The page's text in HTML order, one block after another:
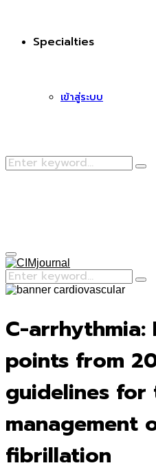
Specialties
เข้าสู่ระบบ
Search
Primary
Menu
Search
for:
C-arrhythmia:
points from
guidelines for
management
fibrillation